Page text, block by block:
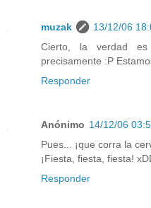
muzak
13/12/06
Cierto, la verdad
precisamente :P
Responder
Anónimo 14/12/06
Pues... ¡que corra la
¡Fiesta, fiesta, fiesta!
Responder